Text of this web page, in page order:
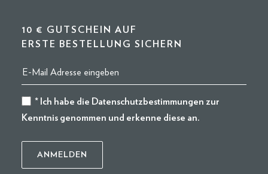
10 € GUTSCHEIN AUF
ERSTE BESTELLUNG SICHERN
* Ich habe die Datenschutzbestimmungen zur
Kenntnis genommen und erkenne diese an.